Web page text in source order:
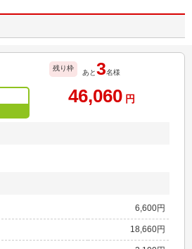
残り枠
あと3名様
46,060 円
6,600円
18,660円